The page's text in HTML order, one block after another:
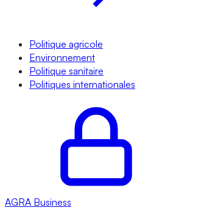
Politique agricole
Environnement
Politique sanitaire
Politiques internationales
AGRA Business